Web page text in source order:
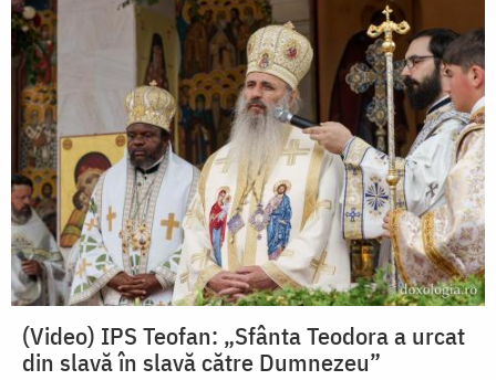
(Video) IPS Teofan: „Sfânta Teodora a urcat
din slavă în slavă către Dumnezeu”